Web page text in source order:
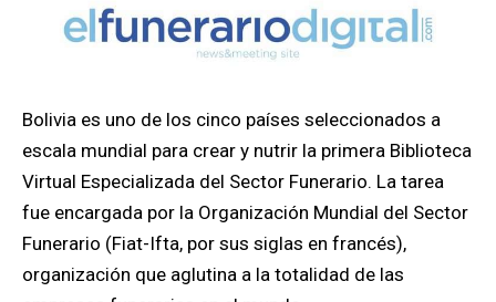
Bolivia es uno de los cinco países seleccionados a
escala mundial para crear y nutrir la primera Biblioteca
Virtual Especializada del Sector Funerario. La tarea
fue encargada por la Organización Mundial del Sector
Funerario (Fiat-Ifta, por sus siglas en francés),
organización que aglutina a la totalidad de las